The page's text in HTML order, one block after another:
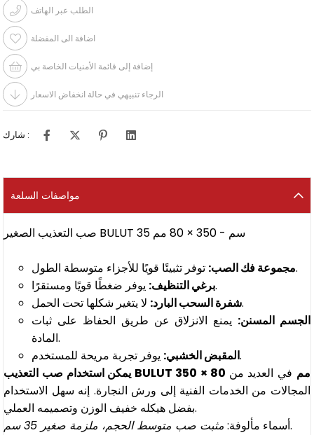
الطلب عبر الهاتف
اضافة الى المفضلة
إضافة إلى قائمة الأمنيات الخاصة بي
الرجاء تنبيهي في حالة انخفاض الاسعار
شارك :
مواصفات السلعة
صب التعذيب الصغير BULUT 35 سم - 350 × 80 مم
مجموعة فك الصب:توفر تثبيتًا قويًا للأجزاء متوسطة الطول.
برغي التنظيف:يوفر ضغطًا قويًا ومستقرًا.
شفرة السحب البارد:لا يتغير شكلها تحت الحمل.
الجسم المسنن: يمنع الانزلاق عن طريق الحفاظ على ثبات
المادة.
المقبض الخشبي:يوفر تجربة مريحة للمستخدم.
يمكن استخدام صب التعذيب BULUT 350 × 80 مم في العديد من
المجالات من الخدمات الفنية إلى ورش النجارة. إنه سهل الاستخدام
بفضل هيكله خفيف الوزن وتصميمه العملي.
أسماء مألوفة: مثبت صب متوسط ​​الحجم، ملزمة صغير 35 سم .